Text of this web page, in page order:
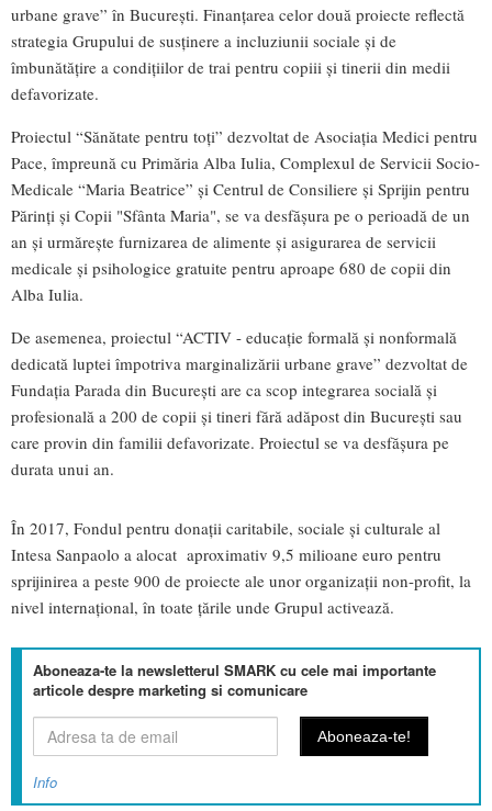
urbane grave” în București. Finanțarea celor două proiecte reflectă
strategia Grupului de susținere a incluziunii sociale și de
îmbunătățire a condițiilor de trai pentru copiii și tinerii din medii
defavorizate.
Proiectul “Sănătate pentru toți” dezvoltat de Asociația Medici pentru
Pace, împreună cu Primăria Alba Iulia, Complexul de Servicii Socio-
Medicale “Maria Beatrice” și Centrul de Consiliere și Sprijin pentru
Părinți și Copii "Sfânta Maria", se va desfășura pe o perioadă de un
an și urmărește furnizarea de alimente și asigurarea de servicii
medicale și psihologice gratuite pentru aproape 680 de copii din
Alba Iulia.
De asemenea, proiectul “ACTIV - educație formală și nonformală
dedicată luptei împotriva marginalizării urbane grave” dezvoltat de
Fundația Parada din București are ca scop integrarea socială și
profesională a 200 de copii și tineri fără adăpost din București sau
care provin din familii defavorizate. Proiectul se va desfășura pe
durata unui an.
În 2017, Fondul pentru donații caritabile, sociale și culturale al
Intesa Sanpaolo a alocat aproximativ 9,5 milioane euro pentru
sprijinirea a peste 900 de proiecte ale unor organizații non-profit, la
nivel internațional, în toate țările unde Grupul activează.
Aboneaza-te la newsletterul SMARK cu cele mai importante
articole despre marketing si comunicare
Info